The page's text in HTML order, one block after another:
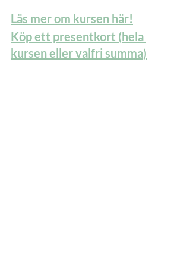
Läs mer om kursen här!
Köp ett presentkort (hela
kursen eller valfri summa)